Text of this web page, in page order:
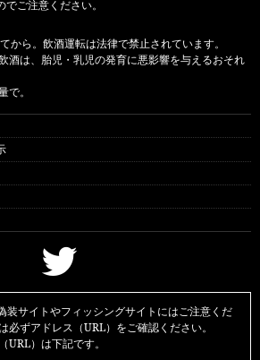
ご注意ください。
から。飲酒運転は法律で禁止されています。
酒は、胎児・乳児の発育に悪影響を与えるおそれ
で。
装サイトやフィッシングサイトにはご注意くだ
必ずアドレス（URL）をご確認ください。
URL）は下記です。